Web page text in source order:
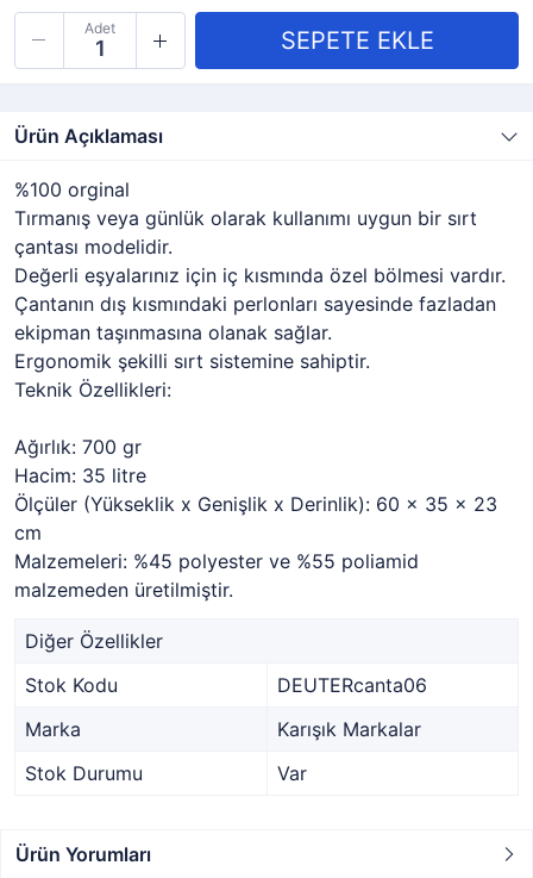
Adet
Ürün Açıklaması
%100 orginal
Tırmanış veya günlük olarak kullanımı uygun bir sırt
çantası modelidir.
Değerli eşyalarınız için iç kısmında özel bölmesi vardır.
Çantanın dış kısmındaki perlonları sayesinde fazladan
ekipman taşınmasına olanak sağlar.
Ergonomik şekilli sırt sistemine sahiptir.
Teknik Özellikleri:
Ağırlık: 700 gr
Hacim: 35 litre
Ölçüler (Yükseklik x Genişlik x Derinlik): 60 x 35 x 23
cm
Malzemeleri: %45 polyester ve %55 poliamid
malzemeden üretilmiştir.
Diğer Özellikler
Stok Kodu
DEUTERcanta06
Marka
Karışık Markalar
Stok Durumu
Var
Ürün Yorumları